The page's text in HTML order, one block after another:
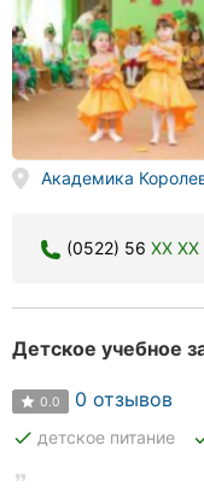
Академика
(0522) 56 XX XX
Детское учебное
0.0 0 отзывов
done детское питание